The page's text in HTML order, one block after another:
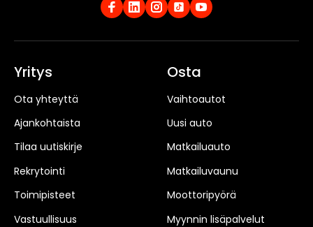
Yritys
Ota yhteyttä
Ajankohtaista
Tilaa uutiskirje
Rekrytointi
Toimipisteet
Vastuullisuus
Osta
Vaihtoautot
Uusi auto
Matkailuauto
Matkailuvaunu
Moottoripyörä
Myynnin lisäpalvelut